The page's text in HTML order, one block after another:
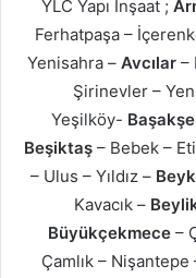
YLC Yapı İnşaat ;
Ferhatpaşa –
Yenisahra – Avcılar–
Şirinevler –
Yeşilköy-
Beşiktaş – Bebek –
– Ulus – Yıldız –
Kavacık –
Büyükçekmece–
Çamlık –